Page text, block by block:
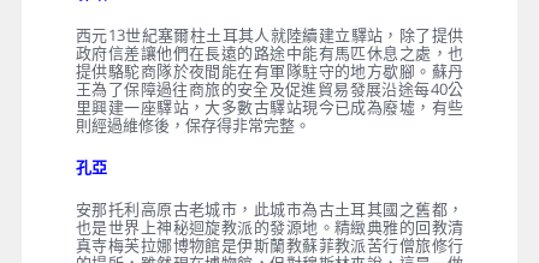
早餐：旅館內
午餐：土耳其式鐵板風味料理
晚餐：旅館內套餐或自助餐
住宿
驛站